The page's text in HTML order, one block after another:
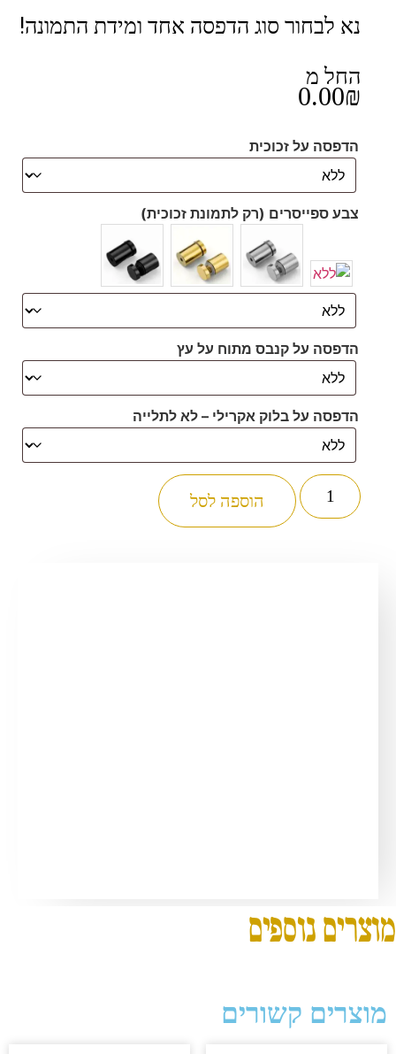
נא לבחור סוג הדפסה אחד ומידת התמונה!
החל מ
0.00₪
הדפסה על זכוכית
צבע ספייסרים (רק לתמונת זכוכית)
הדפסה על קנבס מתוח על עץ
הדפסה על בלוק אקרילי – לא לתלייה
כמות
של
2345
הוספה לסל
מוצרים נוספים
מוצרים קשורים